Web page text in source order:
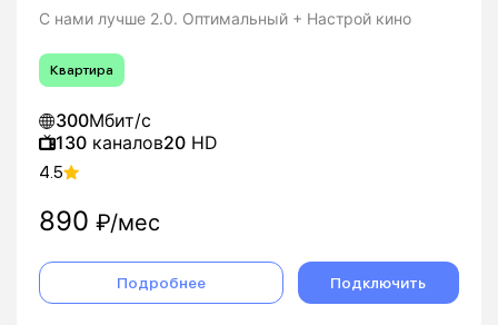
С нами лучше 2.0. Оптимальный + Настрой кино
Квартира
300Мбит/с
130 каналов20 HD
4.5
890 ₽/мес
Подробнее Подключить